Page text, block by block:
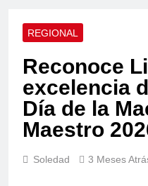
REGIONAL
Reconoce
excelencia
Día de la
Maestro
Soledad 3 Meses